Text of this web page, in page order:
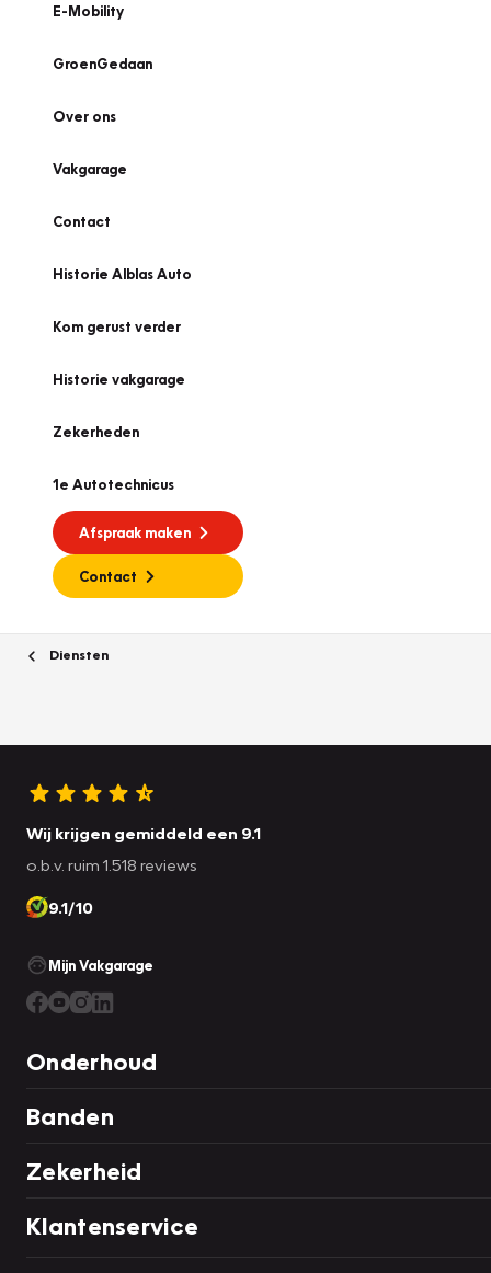
E-Mobility
GroenGedaan
Over ons
Vakgarage
Contact
Historie Alblas Auto
Kom gerust verder
Historie vakgarage
Zekerheden
1e Autotechnicus
Afspraak maken
Contact
Diensten
Wij krijgen gemiddeld een 9.1
o.b.v. ruim 1.518 reviews
9.1/10
Mijn Vakgarage
Onderhoud
Banden
Zekerheid
Klantenservice